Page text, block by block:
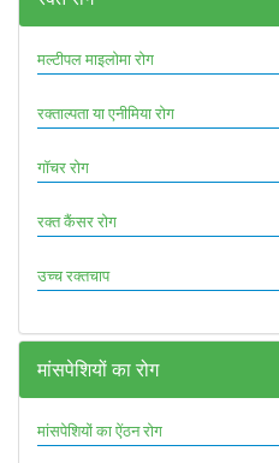
मल्टीपल माइलोमा रोग
रक्ताल्पता या एनीमिया रोग
गॉचर रोग
रक्त कैंसर रोग
उच्च रक्तचाप
मांसपेशियों का रोग
मांसपेशियों का ऐंठन रोग